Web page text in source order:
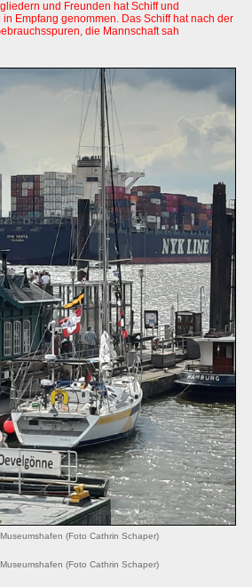
und Freunden hat Schiff und
Empfang genommen. Das Schiff hat nach der
die Mannschaft sah
(Foto Cathrin Schaper)
(Foto Cathrin Schaper)